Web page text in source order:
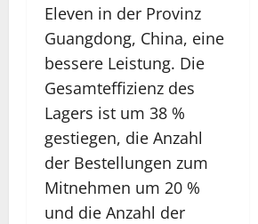
Eleven in der Provinz
Guangdong, China, eine
bessere Leistung. Die
Gesamteffizienz des
Lagers ist um 38 %
gestiegen, die Anzahl
der Bestellungen zum
Mitnehmen um 20 %
und die Anzahl der